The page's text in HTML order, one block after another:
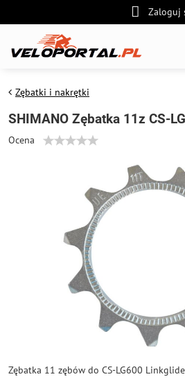
Zaloguj
Zębatki i nakrętki
SHIMANO Zębatka 11z CS-
Ocena
Zębatka 11 zębów do CS-LG600 Linkglide